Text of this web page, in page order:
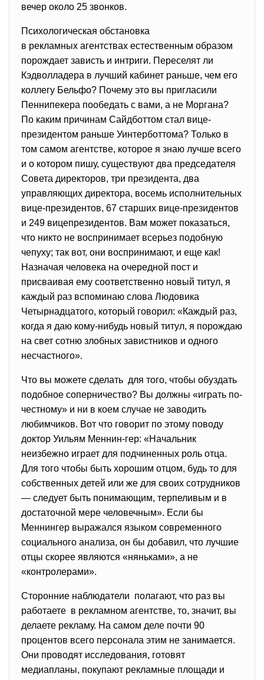
вечер около 25 звонков.
Психологическая обстановка
в рекламных агентствах естественным образом
порождает зависть и интриги. Переселят ли
Кэдволладера в лучший кабинет раньше, чем его
коллегу Бельфо? Почему это вы пригласили
Пеннипекера пообедать с вами, а не Моргана?
По каким причинам Сайдботтом стал вице-
президентом раньше Уинтерботтома? Только в
том самом агентстве, которое я знаю лучше всего
и о котором пишу, существуют два председателя
Совета директоров, три президента, два
управляющих директора, восемь исполнительных
вице-президентов, 67 старших вице-президентов
и 249 вицепрезидентов. Вам может показаться,
что никто не воспринимает всерьез подобную
чепуху; так вот, они воспринимают, и еще как!
Назначая человека на очередной пост и
присваивая ему соответственно новый титул, я
каждый раз вспоминаю слова Людовика
Четырнадцатого, который говорил: «Каждый раз,
когда я даю кому-нибудь новый титул, я порождаю
на свет сотню злобных завистников и одного
несчастного».
Что вы можете сделать для того, чтобы обуздать
подобное соперничество? Вы должны «играть по-
честному» и ни в коем случае не заводить
любимчиков. Вот что говорит по этому поводу
доктор Уильям Меннин-гер: «Начальник
неизбежно играет для подчиненных роль отца.
Для того чтобы быть хорошим отцом, будь то для
собственных детей или же для своих сотрудников
— следует быть понимающим, терпеливым и в
достаточной мере человечным». Если бы
Меннингер выражался языком современного
социального анализа, он бы добавил, что лучшие
отцы скорее являются «няньками», а не
«контролерами».
Сторонние наблюдатели полагают, что раз вы
работаете в рекламном агентстве, то, значит, вы
делаете рекламу. На самом деле почти 90
процентов всего персонала этим не занимается.
Они проводят исследования, готовят
медиапланы, покупают рекламные площади и